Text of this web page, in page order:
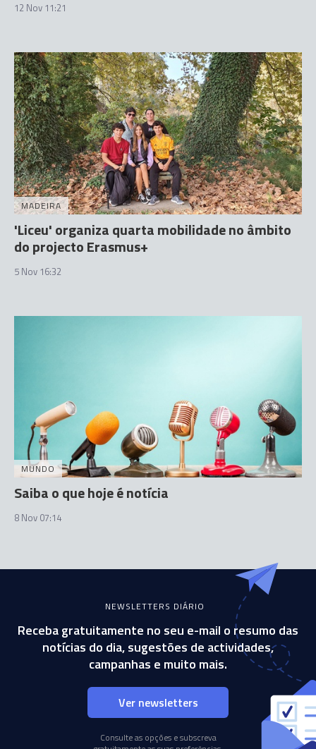
12 Nov 11:21
MADEIRA
'Liceu' organiza quarta mobilidade no âmbito
do projecto Erasmus+
5 Nov 16:32
MUNDO
Saiba o que hoje é notícia
8 Nov 07:14
NEWSLETTERS DIÁRIO
Receba gratuitamente no seu e-mail o resumo das
notícias do dia, sugestões de actividades,
campanhas e muito mais.
Ver newsletters
Consulte as opções e subscreva